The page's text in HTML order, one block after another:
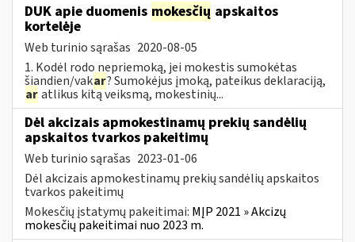
DUK apie duomenis mokesčių apskaitos
kortelėje
Web turinio sąrašas 2020-08-05
1. Kodėl rodo nepriemoką, jei mokestis sumokėtas
šiandien/vakar? Sumokėjus įmoką, pateikus deklaraciją,
aratlikus kitą veiksmą, mokestinių...
Dėl akcizais apmokestinamų prekių sandėlių
apskaitos tvarkos pakeitimų
Web turinio sąrašas 2023-01-06
Dėl akcizais apmokestinamų prekių sandėlių apskaitos
tvarkos pakeitimų
Mokesčių įstatymų pakeitimai: MĮP 2021 » Akcizų
mokesčių pakeitimai nuo 2023 m.